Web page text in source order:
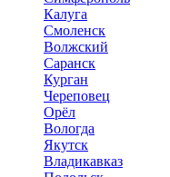
Калуга
Смоленск
Волжский
Саранск
Курган
Череповец
Орёл
Вологда
Якутск
Владикавказ